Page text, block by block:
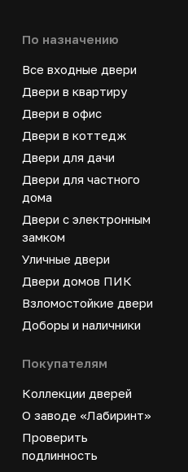
По назначению
Все входные двери
Двери в квартиру
Двери в офис
Двери в коттедж
Двери для дачи
Двери для частного
дома
Двери с электронным
замком
Уличные двери
Двери домов ПИК
Взломостойкие двери
Доборы и наличники
Покупателям
Коллекции дверей
О заводе «Лабиринт»
Проверить
подлинность